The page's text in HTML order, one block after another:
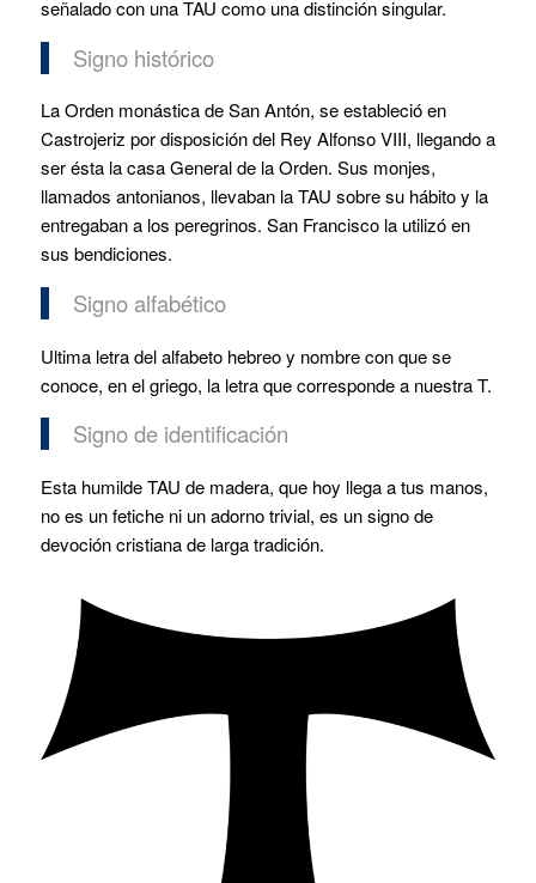
señalado con una TAU como una distinción singular.
Signo histórico
La Orden monástica de San Antón, se estableció en
Castrojeriz por disposición del Rey Alfonso VIII, llegando a
ser ésta la casa General de la Orden. Sus monjes,
llamados antonianos, llevaban la TAU sobre su hábito y la
entregaban a los peregrinos. San Francisco la utilizó en
sus bendiciones.
Signo alfabético
Ultima letra del alfabeto hebreo y nombre con que se
conoce, en el griego, la letra que corresponde a nuestra T.
Signo de identificación
Esta humilde TAU de madera, que hoy llega a tus manos,
no es un fetiche ni un adorno trivial, es un signo de
devoción cristiana de larga tradición.